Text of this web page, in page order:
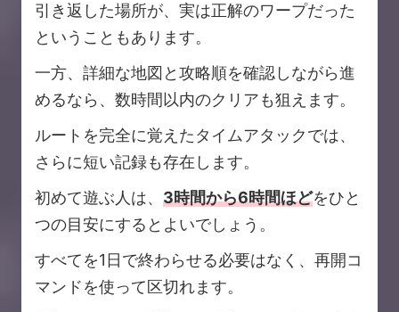
引き返した場所が、実は正解のワープだった
ということもあります。
一方、詳細な地図と攻略順を確認しながら進
めるなら、数時間以内のクリアも狙えます。
ルートを完全に覚えたタイムアタックでは、
さらに短い記録も存在します。
初めて遊ぶ人は、 3時間から6時間ほどをひと
つの目安にするとよいでしょう。
すべてを1日で終わらせる必要はなく、再開コ
マンドを使って区切れます。